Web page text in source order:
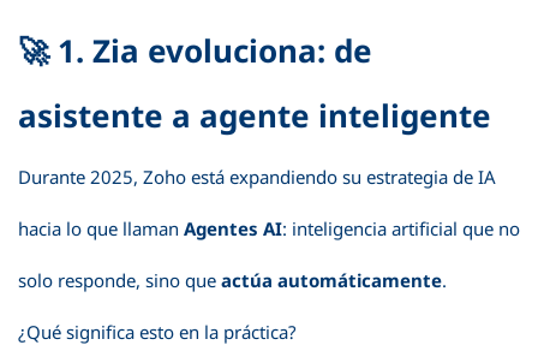
🚀 1. Zia evoluciona: de
asistente a agente inteligente
Durante 2025, Zoho está expandiendo su estrategia de IA
hacia lo que llaman Agentes AI: inteligencia artificial que no
solo responde, sino que actúa automáticamente.
¿Qué significa esto en la práctica?